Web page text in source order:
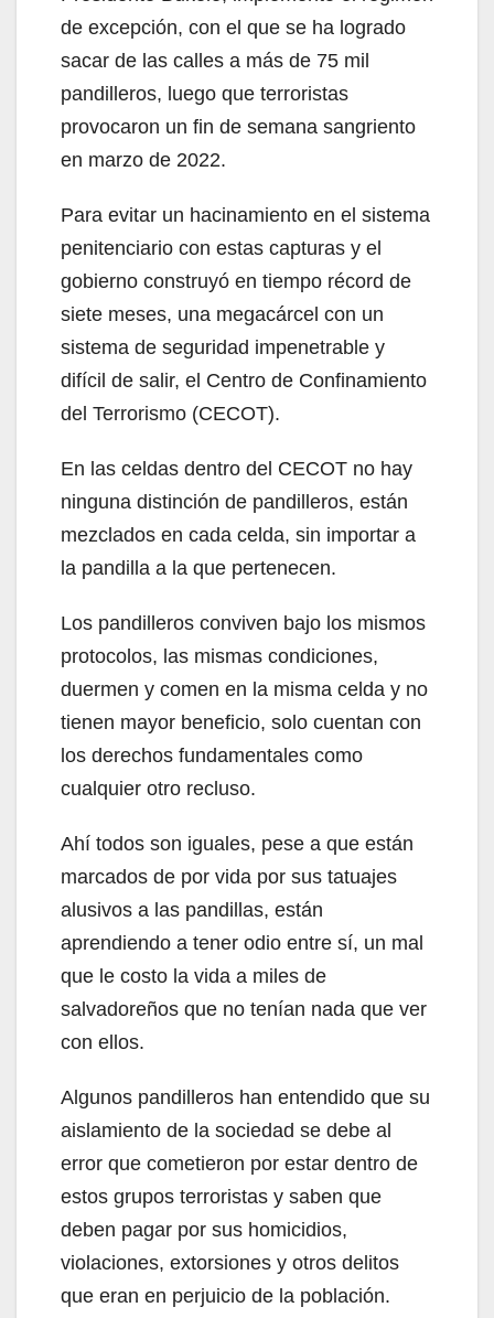
de excepción, con el que se ha logrado
sacar de las calles a más de 75 mil
pandilleros, luego que terroristas
provocaron un fin de semana sangriento
en marzo de 2022.
Para evitar un hacinamiento en el sistema
penitenciario con estas capturas y el
gobierno construyó en tiempo récord de
siete meses, una megacárcel con un
sistema de seguridad impenetrable y
difícil de salir, el Centro de Confinamiento
del Terrorismo (CECOT).
En las celdas dentro del CECOT no hay
ninguna distinción de pandilleros, están
mezclados en cada celda, sin importar a
la pandilla a la que pertenecen.
Los pandilleros conviven bajo los mismos
protocolos, las mismas condiciones,
duermen y comen en la misma celda y no
tienen mayor beneficio, solo cuentan con
los derechos fundamentales como
cualquier otro recluso.
Ahí todos son iguales, pese a que están
marcados de por vida por sus tatuajes
alusivos a las pandillas, están
aprendiendo a tener odio entre sí, un mal
que le costo la vida a miles de
salvadoreños que no tenían nada que ver
con ellos.
Algunos pandilleros han entendido que su
aislamiento de la sociedad se debe al
error que cometieron por estar dentro de
estos grupos terroristas y saben que
deben pagar por sus homicidios,
violaciones, extorsiones y otros delitos
que eran en perjuicio de la población.